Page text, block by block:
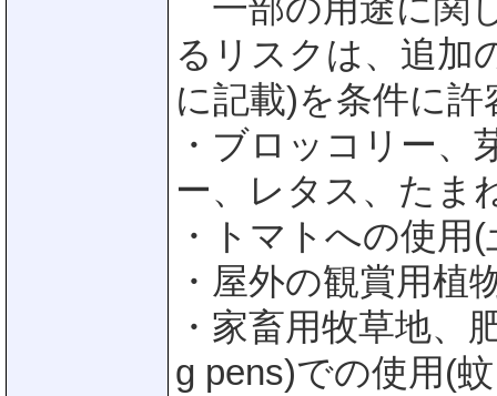
一部の用途に関
るリスクは、追加
に記載)を条件に
・ブロッコリー
ー、レタス、たま
・トマトへの使用
・屋外の観賞用植
・家畜用牧草地、
g pens)での使用(